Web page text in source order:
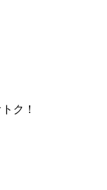
ク！